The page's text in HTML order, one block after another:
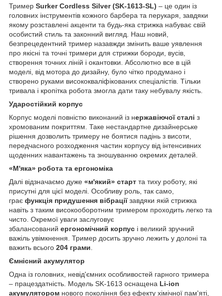
Тример Surker Сordless Silver (SK-1613-SL) – це один із
головних інструментів кожного барбера та перукаря, завдяки
якому розставлені акценти та будь-яка стрижка набуває свій
особистий стиль та законний вигляд. Наш новий,
безпрецедентний тример назавжди змінить ваше уявлення
про якісні та точні тримери для стрижки бороди, вусів,
створення точних ліній і окантовки. Абсолютно все в цій
моделі, від мотора до дизайну, було чітко продумано і
створено руками висококваліфікованих спеціалістів. Тільки
тривала і кропітка робота змогла дати таку небувалу якість.
Ударостійкий корпус
Корпус моделі повністю виконаний із нержавіючої сталі з
хромованим покриттям. Таке нестандартне дизайнерське
рішення дозволить тримеру не боятися падінь з висоти,
передчасного розходження частин корпусу від інтенсивних
щоденних навантажень та зношуванню окремих деталей.
«М'яка» робота та ергономіка
Далі відзначаємо дуже «м'який» старт та тиху роботу, які
присутні для цієї моделі. Особливу роль, так само,
грає функція придушення вібраціїзавдяки якій стрижка
навіть з таким високооборотним тримером проходить легко та
чисто. Окремої уваги заслуговує
збалансований ергономічний корпус і великий зручний
важіль увімкнення. Тример досить зручно лежить у долоні та
важить всього 204 грами
Ємнісний акумулятор
Одна із головних, невід'ємних особливостей гарного тримера
– працездатність. Модель SK-1613 оснащена Li-ion
акумулятором нового покоління без ефекту хімічної пам'яті,